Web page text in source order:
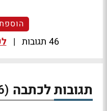
46 תגובות |
תגובות לכתבה (46)